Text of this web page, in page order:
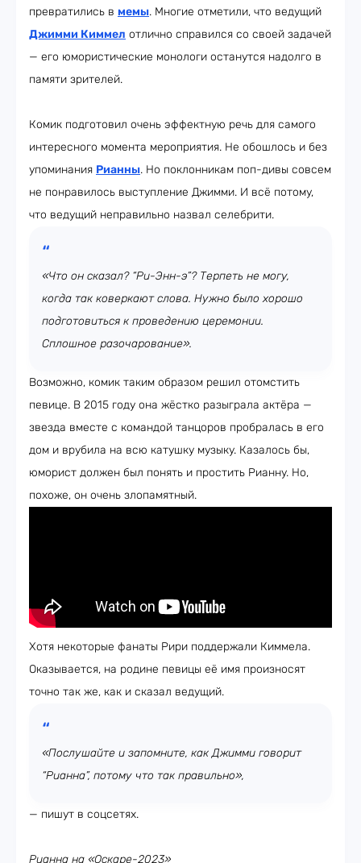
превратились в мемы. Многие отметили, что ведущий
Джимми Киммел отлично справился со своей задачей
— его юмористические монологи останутся надолго в
памяти зрителей.
Комик подготовил очень эффектную речь для самого
интересного момента мероприятия. Не обошлось и без
упоминания Рианны. Но поклонникам поп-дивы совсем
не понравилось выступление Джимми. И всё потому,
что ведущий неправильно назвал селебрити.
«Что он сказал? “Ри-Энн-э”? Терпеть не могу,
когда так коверкают слова. Нужно было хорошо
подготовиться к проведению церемонии.
Сплошное разочарование».
Возможно, комик таким образом решил отомстить
певице. В 2015 году она жёстко разыграла актёра —
звезда вместе с командой танцоров пробралась в его
дом и врубила на всю катушку музыку. Казалось бы,
юморист должен был понять и простить Рианну. Но,
похоже, он очень злопамятный.
Хотя некоторые фанаты Рири поддержали Киммела.
Оказывается, на родине певицы её имя произносят
точно так же, как и сказал ведущий.
«Послушайте и запомните, как Джимми говорит
“Рианна”, потому что так правильно»,
— пишут в соцсетях.
Рианна на «Оскаре-2023»